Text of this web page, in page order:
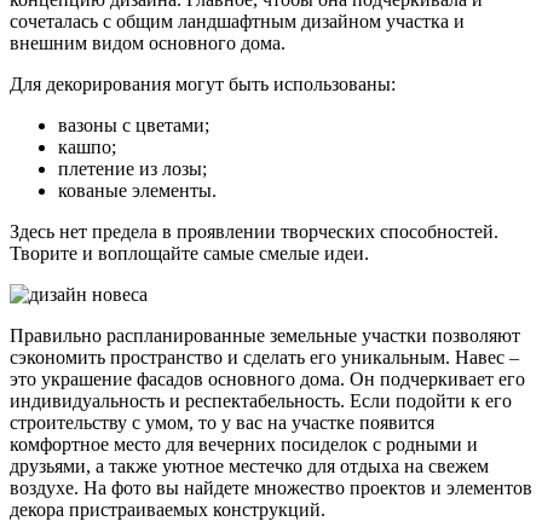
сочеталась с общим ландшафтным дизайном участка и
внешним видом основного дома.
Для декорирования могут быть использованы:
вазоны с цветами;
кашпо;
плетение из лозы;
кованые элементы.
Здесь нет предела в проявлении творческих способностей.
Творите и воплощайте самые смелые идеи.
Правильно распланированные земельные участки позволяют
сэкономить пространство и сделать его уникальным. Навес –
это украшение фасадов основного дома. Он подчеркивает его
индивидуальность и респектабельность. Если подойти к его
строительству с умом, то у вас на участке появится
комфортное место для вечерних посиделок с родными и
друзьями, а также уютное местечко для отдыха на свежем
воздухе. На фото вы найдете множество проектов и элементов
декора пристраиваемых конструкций.